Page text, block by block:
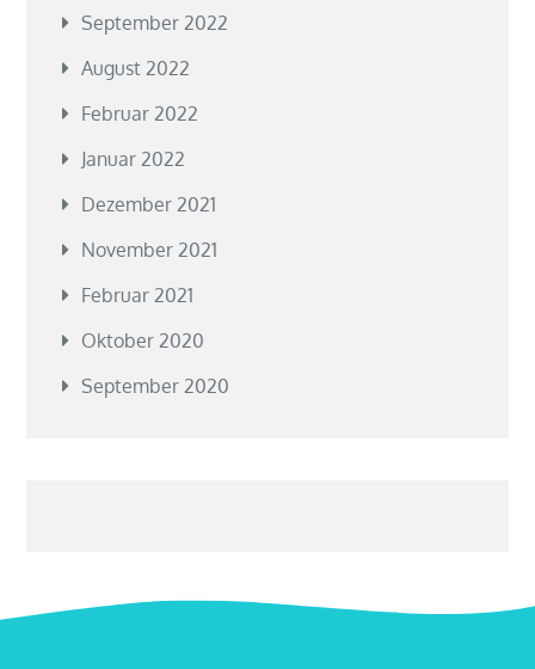
September 2022
August 2022
Februar 2022
Januar 2022
Dezember 2021
November 2021
Februar 2021
Oktober 2020
September 2020